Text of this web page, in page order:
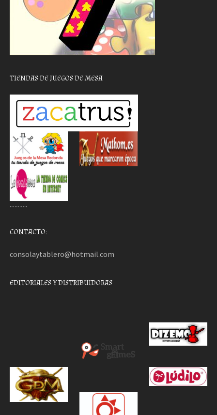
TIENDAS DE JUEGOS DE MESA
………..
CONTACTO:
consolaytablero@hotmail.com
EDITORIALES Y DISTRIBUIDORAS